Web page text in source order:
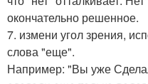
окончательно решенное.
7. измени угол зрения,
слова "еще".
Например: "Вы уже